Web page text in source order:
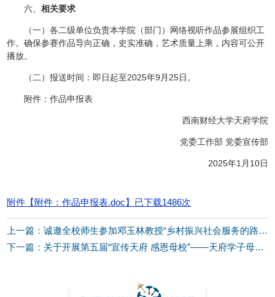
六、相关要求
（一）各二级单位负责本学院（部门）网络视听作品参展组织工
作。确保参赛作品导向正确，史实准确，艺术质量上乘，内容可公开
播放。
（二）报送时间：即日起至2025年9月25日。
附件：作品申报表
西南财经大学天府学院
党委工作部 党委宣传部
2025年1月10日
附件【附件：作品申报表.doc】已下载1486次
上一篇：诚邀全校师生参加邓玉林教授“乡村振兴社会服务的路径和方法”讲座
下一篇：关于开展第五届“宣传天府 感恩母校”——天府学子母校行活动的通知